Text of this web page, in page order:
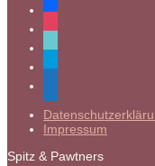
Impressum
Spitz & Pawtners